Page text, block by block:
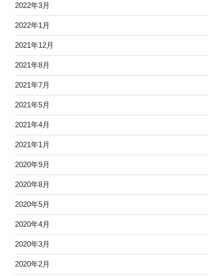
2022年3月
2022年1月
2021年12月
2021年8月
2021年7月
2021年5月
2021年4月
2021年1月
2020年9月
2020年8月
2020年5月
2020年4月
2020年3月
2020年2月